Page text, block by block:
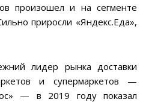
произошел и на сегменте
приросли «Яндекс.Еда»,
лидер рынка доставки
и супермаркетов —
— в 2019 году показал